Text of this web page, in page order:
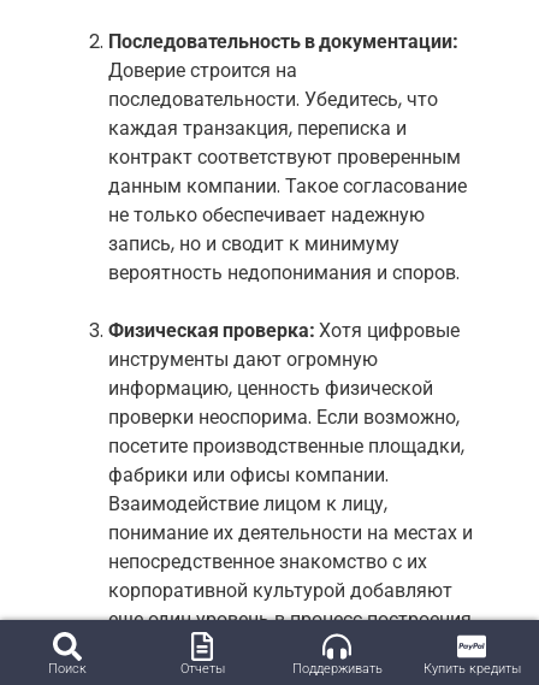
Последовательность в документации:
Доверие строится на
последовательности. Убедитесь, что
каждая транзакция, переписка и
контракт соответствуют проверенным
данным компании. Такое согласование
не только обеспечивает надежную
запись, но и сводит к минимуму
вероятность недопонимания и споров.
Физическая проверка:Хотя цифровые
инструменты дают огромную
информацию, ценность физической
проверки неоспорима. Если возможно,
посетите производственные площадки,
фабрики или офисы компании.
Взаимодействие лицом к лицу,
понимание их деятельности на местах и
непосредственное знакомство с их
корпоративной культурой добавляют
еще один уровень в процесс построения
Поиск Отчеты Поддерживать Купить кредиты